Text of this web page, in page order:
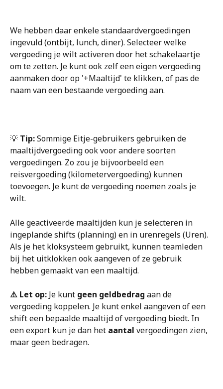
We hebben daar enkele standaardvergoedingen
ingevuld (ontbijt, lunch, diner). Selecteer welke
vergoeding je wilt activeren door het schakelaartje
om te zetten. Je kunt ook zelf een eigen vergoeding
aanmaken door op '+Maaltijd' te klikken, of pas de
naam van een bestaande vergoeding aan.
💡 Tip: Sommige Eitje-gebruikers gebruiken de
maaltijdvergoeding ook voor andere soorten
vergoedingen. Zo zou je bijvoorbeeld een
reisvergoeding (kilometervergoeding) kunnen
toevoegen. Je kunt de vergoeding noemen zoals je
wilt.
Alle geactiveerde maaltijden kun je selecteren in
ingeplande shifts (planning) en in urenregels (Uren).
Als je het kloksysteem gebruikt, kunnen teamleden
bij het uitklokken ook aangeven of ze gebruik
hebben gemaakt van een maaltijd.
⚠️ Let op: Je kunt geen geldbedrag aan de
vergoeding koppelen. Je kunt enkel aangeven of een
shift een bepaalde maaltijd of vergoeding biedt. In
een export kun je dan het aantal vergoedingen zien,
maar geen bedragen.